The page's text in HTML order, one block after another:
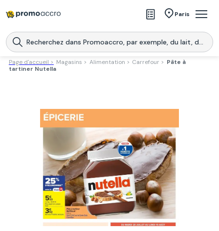
Paris
Magasins
Produits
Page d'accueil > Magasins > Alimentation > Carrefour > Pâte à
tartiner Nutella